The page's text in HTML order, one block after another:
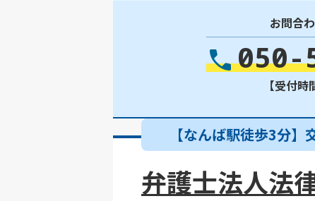
お問合
050-
【受付
【なんば駅徒歩3分
弁護士法人法